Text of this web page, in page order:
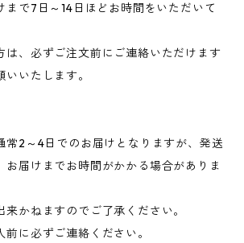
まで7日～14日ほどお時間をいただいて
、必ずご注文前にご連絡いただけます
いたします。
常2～4日でのお届けとなりますが、発送
お届けまでお時間がかかる場合がありま
かねますのでご了承ください。
に必ずご連絡ください。